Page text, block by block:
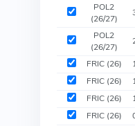
POL2
(26/27)
POL2
(26/27)
FRIC (26)
FRIC (26)
FRIC (26)
FRIC (26)